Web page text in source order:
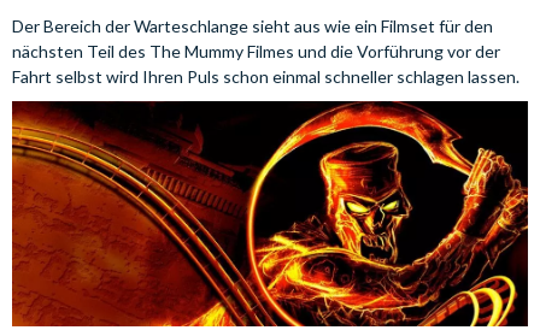
Der Bereich der Warteschlange sieht aus wie ein Filmset für den
nächsten Teil des The Mummy Filmes und die Vorführung vor der
Fahrt selbst wird Ihren Puls schon einmal schneller schlagen lassen.